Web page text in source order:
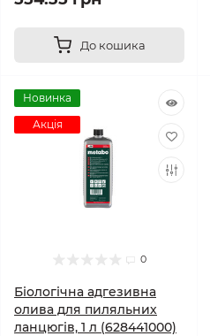
До кошика
Новинка
Акція
0
Біологічна адгезивна
олива для пиляльних
ланцюгів, 1 л (628441000)